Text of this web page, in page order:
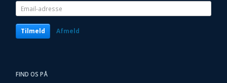
Email-
adresse
Tilmeld Afmeld
FIND OS PÅ